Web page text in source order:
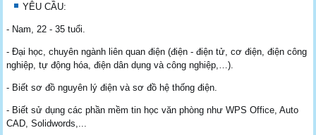
YÊU CẦU:
- Nam, 22 - 35 tuổi.
- Đại học, chuyên ngành liên quan điện (điện - điện tử, cơ điện, điện công
nghiệp, tự động hóa, điện dân dụng và công nghiệp,…).
- Biết sơ đồ nguyên lý điện và sơ đồ hệ thống điện.
- Biết sử dụng các phần mềm tin học văn phòng như WPS Office, Auto
CAD, Solidwords,...